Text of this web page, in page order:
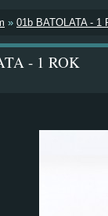
» 01b BATOLATA - 1
- 1 ROK